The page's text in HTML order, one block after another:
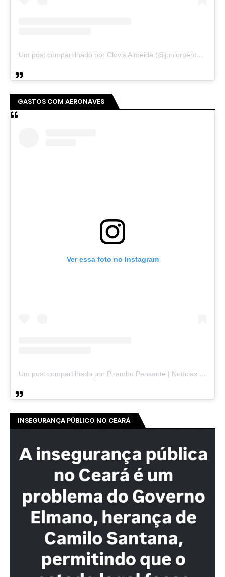
Um post compartilhado por Clovis Almeida (@juniorpentecoste01)
GASTOS COM AERONAVES
Ver essa foto no Instagram
Um post compartilhado por Pirambu Pensante | Notícias & Entretenimento (@pirambupensante)
INSEGURANÇA PÚBLICO NO CEARÁ